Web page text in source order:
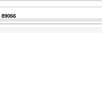
89066